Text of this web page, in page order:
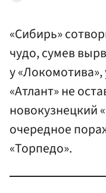
«Сибирь»
чудо, сумев
у «Локомотива»,
«Атлант» не
новокузнецкий
очередное
«Торпедо».